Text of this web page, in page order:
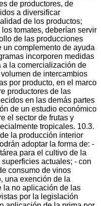
de productores, de
a diversificar
de los productos;
tomates, deberían servir
de las producciones
complemento de ayuda
incorporen medidas
a la comercialización de
de intercambios
por producto, en el marco
productores de las
en las demás partes
de un estudio económico
el sector de frutas y
tropicales. 10.3.
la producción interior
adoptar la forma de: -
para el cultivo de la
actuales; - con
consumo de vinos
una exención de la
la no aplicación de las
por la legislación